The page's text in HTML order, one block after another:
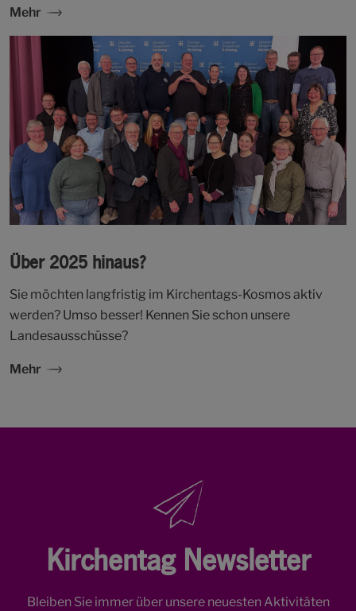
Mehr
Über 2025 hinaus?
Sie möchten langfristig im Kirchentags-Kosmos aktiv
werden? Umso besser! Kennen Sie schon unsere
Landesausschüsse?
Mehr
Kirchentag Newsletter
Bleiben Sie immer über unsere neuesten Aktivitäten